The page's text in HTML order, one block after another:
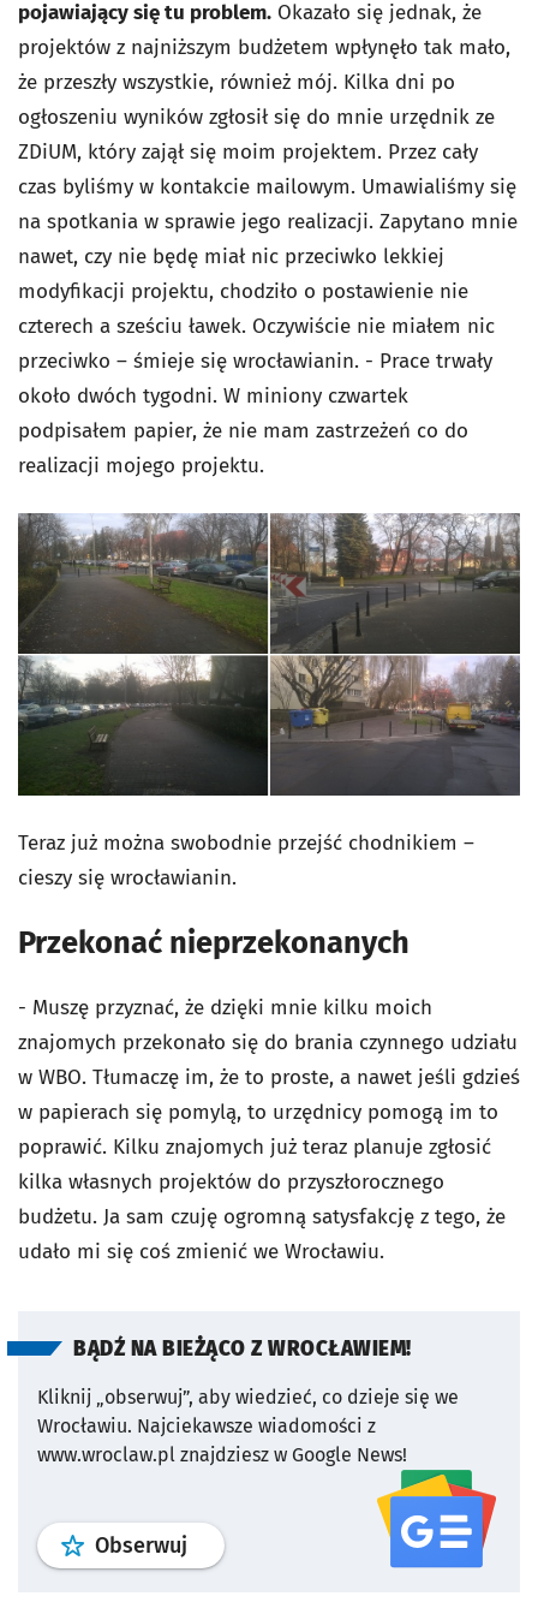
pojawiający się tu problem. Okazało się jednak, że
projektów z najniższym budżetem wpłynęło tak mało,
że przeszły wszystkie, również mój. Kilka dni po
ogłoszeniu wyników zgłosił się do mnie urzędnik ze
ZDiUM, który zajął się moim projektem. Przez cały
czas byliśmy w kontakcie mailowym. Umawialiśmy się
na spotkania w sprawie jego realizacji. Zapytano mnie
nawet, czy nie będę miał nic przeciwko lekkiej
modyfikacji projektu, chodziło o postawienie nie
czterech a sześciu ławek. Oczywiście nie miałem nic
przeciwko – śmieje się wrocławianin. - Prace trwały
około dwóch tygodni. W miniony czwartek
podpisałem papier, że nie mam zastrzeżeń co do
realizacji mojego projektu.
Teraz już można swobodnie przejść chodnikiem –
cieszy się wrocławianin.
Przekonać nieprzekonanych
- Muszę przyznać, że dzięki mnie kilku moich
znajomych przekonało się do brania czynnego udziału
w WBO. Tłumaczę im, że to proste, a nawet jeśli gdzieś
w papierach się pomylą, to urzędnicy pomogą im to
poprawić. Kilku znajomych już teraz planuje zgłosić
kilka własnych projektów do przyszłorocznego
budżetu. Ja sam czuję ogromną satysfakcję z tego, że
udało mi się coś zmienić we Wrocławiu.
BĄDŹ NA BIEŻĄCO Z WROCŁAWIEM!
Kliknij „obserwuj”, aby wiedzieć, co dzieje się we
Wrocławiu. Najciekawsze wiadomości z
www.wroclaw.pl znajdziesz w Google News!
Obserwuj profil serwisu